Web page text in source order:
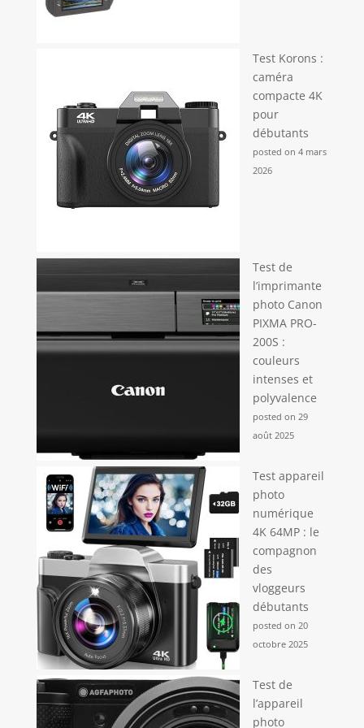
Test Korons :
caméra
compacte 4K
pour
débutants
posted on 4 mars
2026
Test de
l’imprimante
photo Canon
PIXMA PRO-
200S :
couleurs
intenses et
polyvalence
posted on 29
août 2025
Test appareil
photo
numérique
4K 64MP : le
compagnon
des
vloggeurs
débutants
posted on 20
octobre 2025
Test de
l’appareil
photo